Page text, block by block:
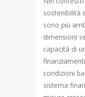
sostenibilità
sono più
dimensioni
capacità di
condizioni
sistema